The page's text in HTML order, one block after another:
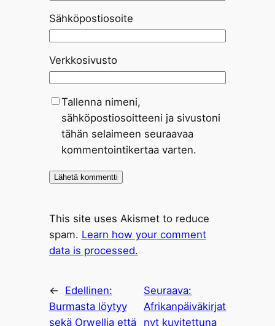
Sähköpostiosoite
Verkkosivusto
Tallenna nimeni,
sähköpostiosoitteeni ja sivustoni
tähän selaimeen seuraavaa
kommentointikertaa varten.
This site uses Akismet to reduce
spam. Learn how your comment
data is processed.
←
Edellinen:
Burmasta löytyy
sekä Orwellia että
Seuraava:
Afrikanpäiväkirjat
nyt kuvitettuna